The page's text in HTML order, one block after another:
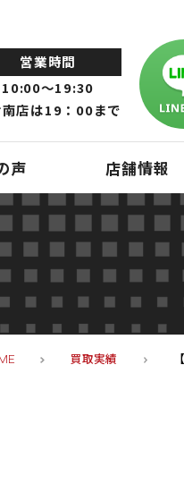
営業時間
10:00～19:30
店は19：00まで
声 店舗情報
買取実績